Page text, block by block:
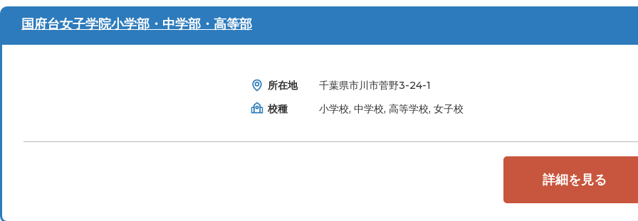
国府台女子学院小学部・中学部・高等部
所在地
千葉県市川市菅野3-24-1
校種
小学校, 中学校, 高等学校, 女子校
詳細を見る